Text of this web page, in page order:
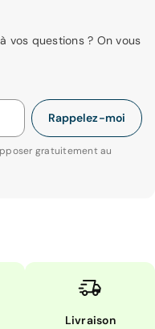
vos questions ? On vous
Rappelez-moi
gratuitement au
Livraison